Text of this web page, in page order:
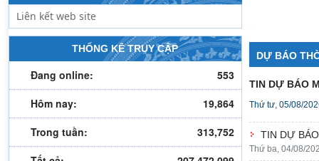
THỐNG KÊ TRUY CẬP
Đang online:
553
Hôm nay:
19,864
Trong tuần:
313,752
DỰ BÁO
TIN DỰ BÁO
Thứ tư, 05/08/
TIN DỰ
Thứ ba, 04/08/